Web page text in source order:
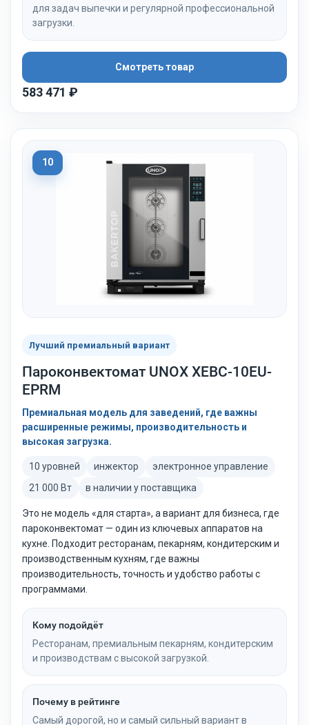
для задач выпечки и регулярной профессиональной
загрузки.
Смотреть товар
583 471 ₽
10
Лучший премиальный вариант
Пароконвектомат UNOX XEBC-10EU-
EPRM
Премиальная модель для заведений, где важны
расширенные режимы, производительность и
высокая загрузка.
10 уровней инжектор
электронное управление
21 000 Вт
в наличии у поставщика
Это не модель «для старта», а вариант для бизнеса, где
пароконвектомат — один из ключевых аппаратов на
кухне. Подходит ресторанам, пекарням, кондитерским и
производственным кухням, где важны
производительность, точность и удобство работы с
программами.
Кому подойдёт
Ресторанам, премиальным пекарням, кондитерским
и производствам с высокой загрузкой.
Почему в рейтинге
Самый дорогой, но и самый сильный вариант в